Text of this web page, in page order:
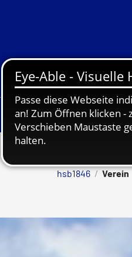
Vorstand
hsb1846 / Verein